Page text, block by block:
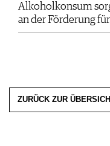
Alkoholkonsum
an der Förderung
ZURÜCK ZUR